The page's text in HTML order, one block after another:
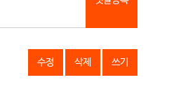
수정 삭제 쓰기